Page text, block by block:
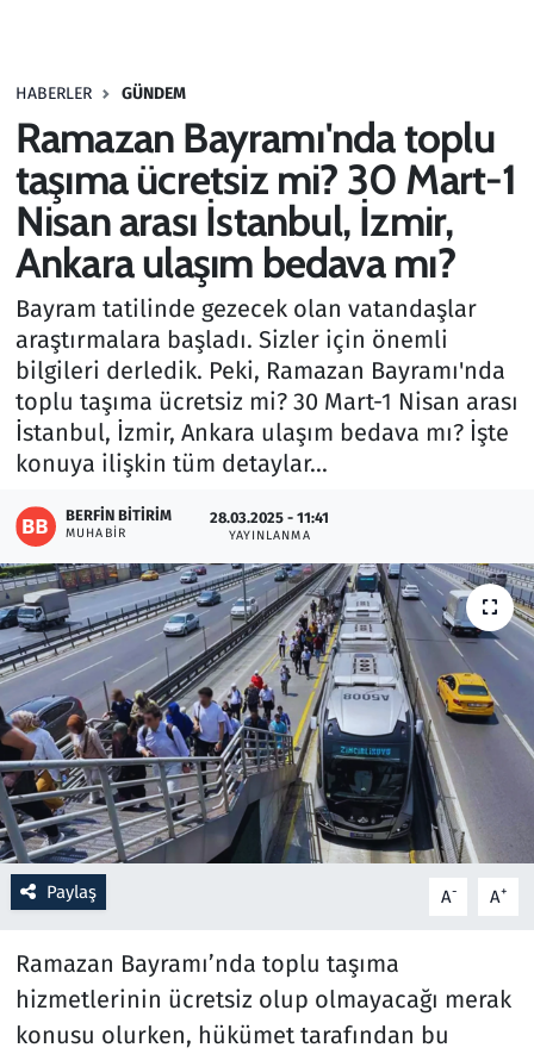
HABERLER GÜNDEM
Ramazan Bayramı'nda toplu
taşıma ücretsiz mi? 30 Mart-1
Nisan arası İstanbul, İzmir,
Ankara ulaşım bedava mı?
Bayram tatilinde gezecek olan vatandaşlar
araştırmalara başladı. Sizler için önemli
bilgileri derledik. Peki, Ramazan Bayramı'nda
toplu taşıma ücretsiz mi? 30 Mart-1 Nisan arası
İstanbul, İzmir, Ankara ulaşım bedava mı? İşte
konuya ilişkin tüm detaylar...
BERFIN BITIRIM
MUHABIR
28.03.2025 - 11:41
YAYINLANMA
Paylaş A- A+
Ramazan Bayramı’nda toplu taşıma
hizmetlerinin ücretsiz olup olmayacağı merak
konusu olurken, hükümet tarafından bu
Haber
Kültür Sanat
Kurumsal Haberler
Lezzet Durağı
Memur ve Kamu
Otomobil
Oyun
Ramazan
Resmi İlanlar
Rüya Tabirleri
Sağlık
Savunma Sanayi
Seçim 2023
Spor
Teknoloji ve Bilim
Televizyon